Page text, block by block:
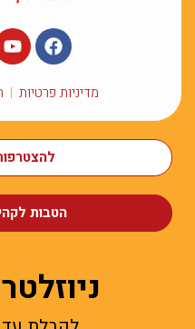
מדיניות פרטיות
הטבות